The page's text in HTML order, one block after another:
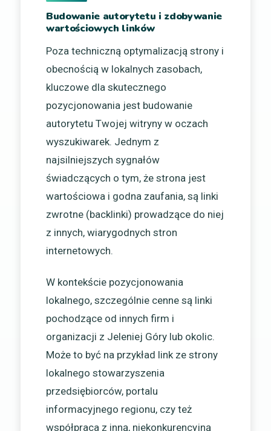
Budowanie autorytetu i zdobywanie
wartościowych linków
Poza techniczną optymalizacją strony i
obecnością w lokalnych zasobach,
kluczowe dla skutecznego
pozycjonowania jest budowanie
autorytetu Twojej witryny w oczach
wyszukiwarek. Jednym z
najsilniejszych sygnałów
świadczących o tym, że strona jest
wartościowa i godna zaufania, są linki
zwrotne (backlinki) prowadzące do niej
z innych, wiarygodnych stron
internetowych.
W kontekście pozycjonowania
lokalnego, szczególnie cenne są linki
pochodzące od innych firm i
organizacji z Jeleniej Góry lub okolic.
Może to być na przykład link ze strony
lokalnego stowarzyszenia
przedsiębiorców, portalu
informacyjnego regionu, czy też
współpraca z inną, niekonkurencyjną